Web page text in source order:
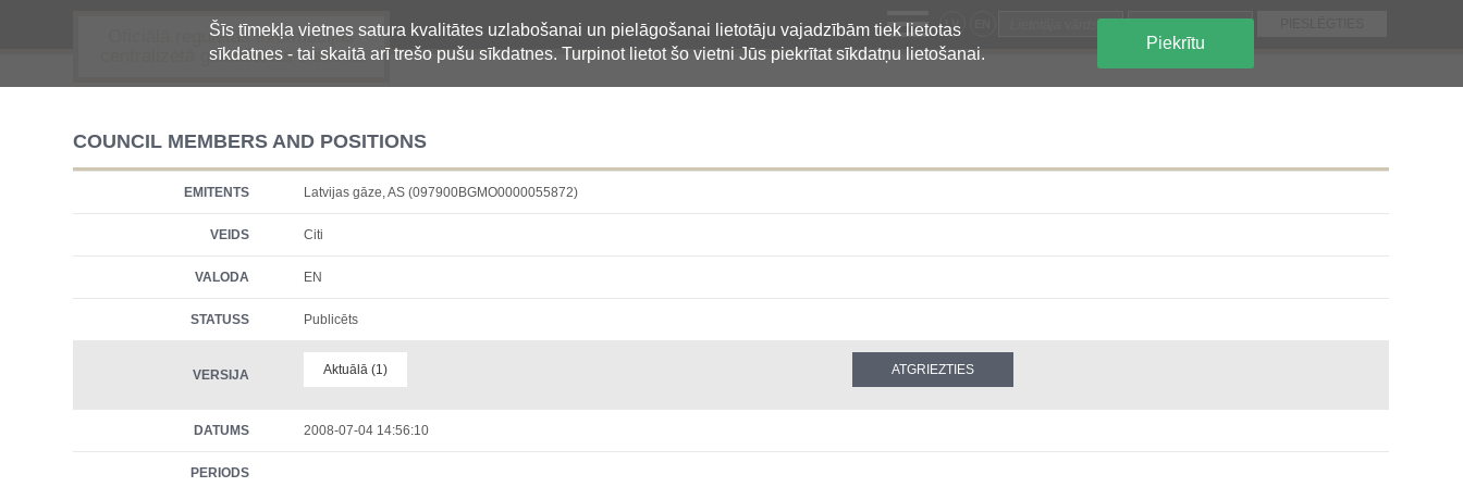
Šīs tīmekļa vietnes satura kvalitātes uzlabošanai un pielāgošanai lietotāju vajadzībām tiek lietotas
sīkdatnes - tai skaitā arī trešo pušu sīkdatnes. Turpinot lietot šo vietni Jūs piekrītat sīkdatņu lietošanai.
Piekrītu
Oficiālā regulētās informācijas
centralizētā glabāšanas sistēma
LV
COUNCIL MEMBERS AND POSITIONS
EMITENTS Latvijas gāze, AS (097900BGMO0000055872)
VEIDS Citi
VALODA EN
STATUSS Publicēts
VERSIJA Aktuālā (1)
DATUMS 2008-07-04 14:56:10
PERIODS